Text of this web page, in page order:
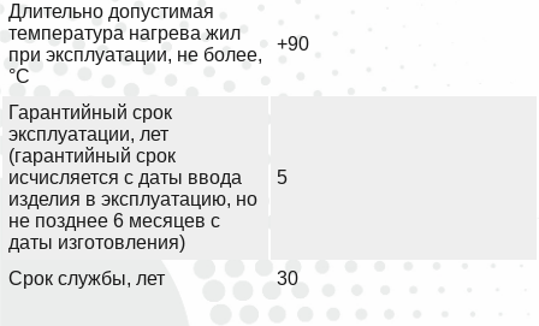
Длительно допустимая
температура нагрева жил
при эксплуатации, не более,
°С
+90
Гарантийный срок
эксплуатации, лет
(гарантийный срок
исчисляется с даты ввода
изделия в эксплуатацию, но
не позднее 6 месяцев с
даты изготовления)
5
Срок службы, лет 30